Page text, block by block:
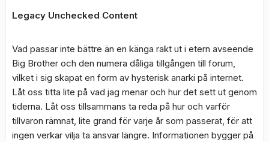
Legacy Unchecked Content
Vad passar inte bättre än en känga rakt ut i etern avseende
Big Brother och den numera dåliga tillgången till forum,
vilket i sig skapat en form av hysterisk anarki på internet.
Låt oss titta lite på vad jag menar och hur det sett ut genom
tiderna. Låt oss tillsammans ta reda på hur och varför
tillvaron rämnat, lite grand för varje år som passerat, för att
ingen verkar vilja ta ansvar längre. Informationen bygger på